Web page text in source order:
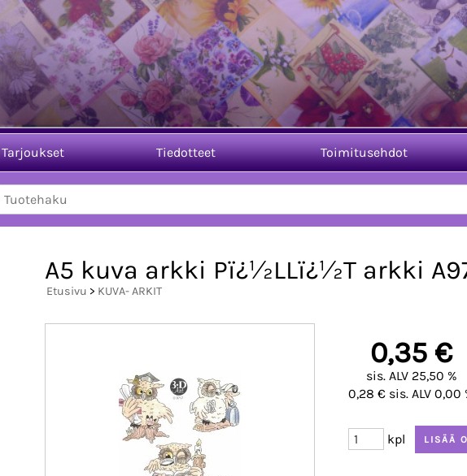
Tarjoukset Tiedotteet Toimitusehdot
A5 kuva arkki Pï¿½LLï¿½T arkki
Etusivu > KUVA- ARKIT
0,35 €
sis. ALV 25,50 %
0,28 € sis. ALV 0,00
kpl